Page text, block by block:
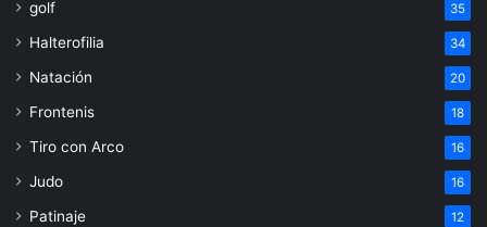
golf 35
Halterofilia 34
Natación 20
Frontenis 18
Tiro con Arco 16
Judo 16
Patinaje 12